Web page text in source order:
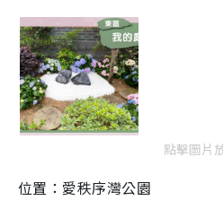
點擊圖片
位置：愛秩序灣公園